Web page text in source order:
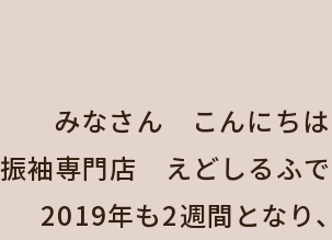
みなさん こんにちは
振袖専門店 えどしるふ
2019年も2週間となり